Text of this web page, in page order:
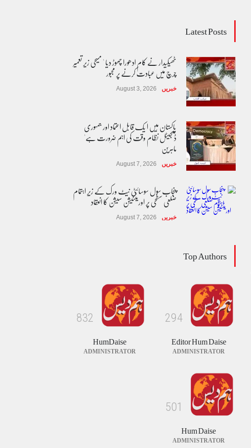
Latest Posts
ٹھیکیدار نے کام ادھورا چھوڑ دیا ' مسیحی زیر تعمیر
چرچ میں عبادت کرنے پر مجبور
خبریں August 3, 2026
پاکستان مِیں ا یک قابل اعتماد اور جمہوری
ڈیجیٹل نظام وقت کی اہم ضرورت ہے'
ماہرین
خبریں August 7, 2026
پنجاب سول سوسائٹی نیٹ ورک کے زیرِ اہتمام
ضلعی سطحی پر اورینٹیشن سیشن کا انعقاد
خبریں August 7, 2026
پاکستان بین المذاہب امن کمیٹی کی تقریب
August 8, 2026
Top Authors
4
9
2
Editor Hum Daise
ADMINISTRATOR
2
3
8
HumDaise
ADMINISTRATOR
1
0
5
Hum Daise
ADMINISTRATOR